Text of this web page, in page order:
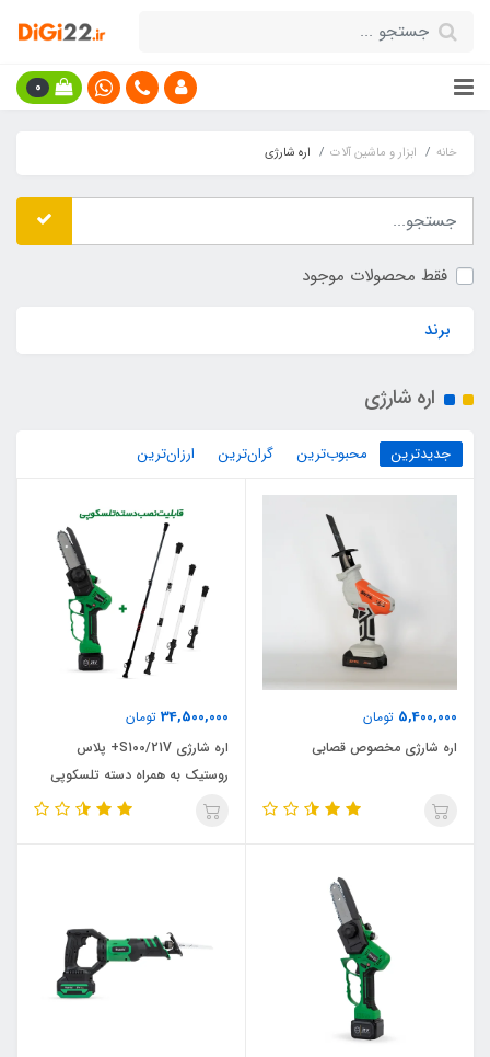
0
خانه ابزار و ماشین آلات اره شارژی
فقط محصولات موجود
برند
اره شارژی
جدیدترین محبوب‌ترین گران‌ترین ارزان‌ترین
5,400,000 تومان
اره شارژی مخصوص قصابی
34,500,000 تومان
اره شارژی S100/21V+ پلاس
روستیک به همراه دسته تلسکوپی
سری سبز